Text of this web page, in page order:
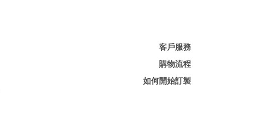
客戶服務
購物流程
如何開始訂製